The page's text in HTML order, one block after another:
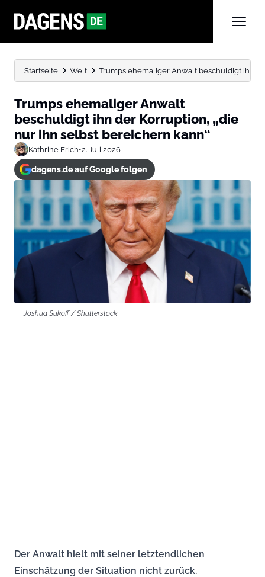
Startseite Welt Trumps ehemaliger Anwalt beschuldigt ihn
Trumps ehemaliger Anwalt
beschuldigt ihn der Korruption, „die
nur ihn selbst bereichern kann“
Kathrine Frich•2. Juli 2026
dagens.de auf Google folgen
Joshua Sukoff / Shutterstock
Der Anwalt hielt mit seiner letztendlichen
Einschätzung der Situation nicht zurück.